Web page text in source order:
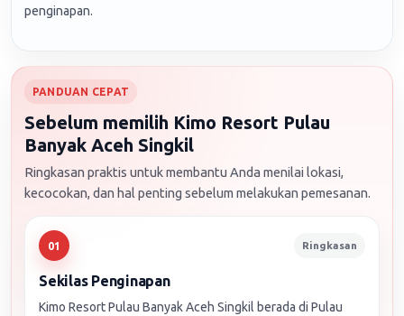
penginapan.
PANDUAN CEPAT
Sebelum memilih Kimo Resort Pulau
Banyak Aceh Singkil
Ringkasan praktis untuk membantu Anda menilai lokasi,
kecocokan, dan hal penting sebelum melakukan pemesanan.
01 Ringkasan
Sekilas Penginapan
Kimo Resort Pulau Banyak Aceh Singkil berada di Pulau